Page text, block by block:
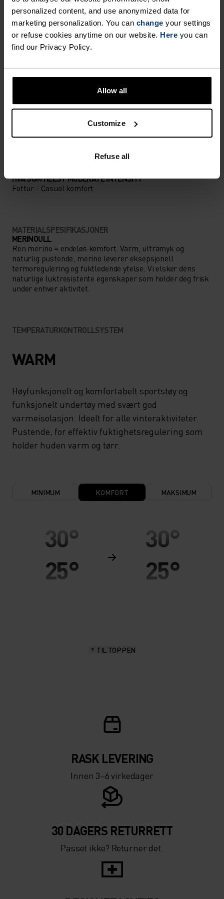
personalized content, and use anonymized data for
marketing personalization. You can change your settings
or refuse cookies anytime on our website. Here you can
find our Privacy Policy.
Allow all
Customize
Refuse all
PERFEKT I TAKT
Finn målrettet komfort i allsidige stykker
MODERAT
HVA SOM HELST MODERATE INTENSITY
Fottur - Casual komfort
MATERIALSPESIFIKASJONER
MERINOULL
Ren merino = endeløs komfort. Varm, ultramyk og
naturlig pustende, merino leverer eksepsjonell
termoregulering og fuktledende ytelse. Vi elsker dens
naturlige luktresistente egenskaper som holder deg frisk
under enhver aktivitet.
TEMPERATURKONTROLLSYSTEM
WARM
Høyfunksjonelt og komfortabelt sportstøy og
funksjonelt undertøy med svært god
varmeisolasjon. Ideelt for alle vinteraktiviteter.
Pustende, for effektiv fuktighetsregulering som
holder huden varm og tørr.
MINIMUM KOMFORT MAKSIMUM
30°
25°
-5°
-15°
-20°
-25°
30°
25°
-5°
-15°
-20°
-25°
TIL TOPPEN
RASK LEVERING
Innen 3–6 virkedager
30 DAGERS RETURRETT
Passet ikke? Returner det.